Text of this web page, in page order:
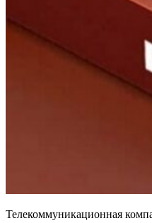
Телекоммуникационная